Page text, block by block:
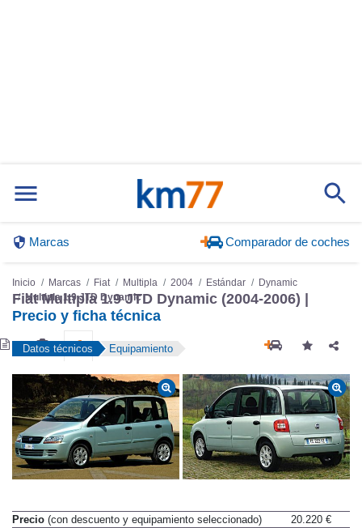
Marcas Comparador de coches
Inicio Marcas Fiat Multipla 2004 Estándar
Dynamic
Multipla 1.9 JTD Dynamic
Fiat Multipla 1.9 JTD Dynamic (2004-2006) |
Precio y ficha técnica
Datos técnicos Equipamiento
Precio (con descuento y equipamiento seleccionado)
20.220 €